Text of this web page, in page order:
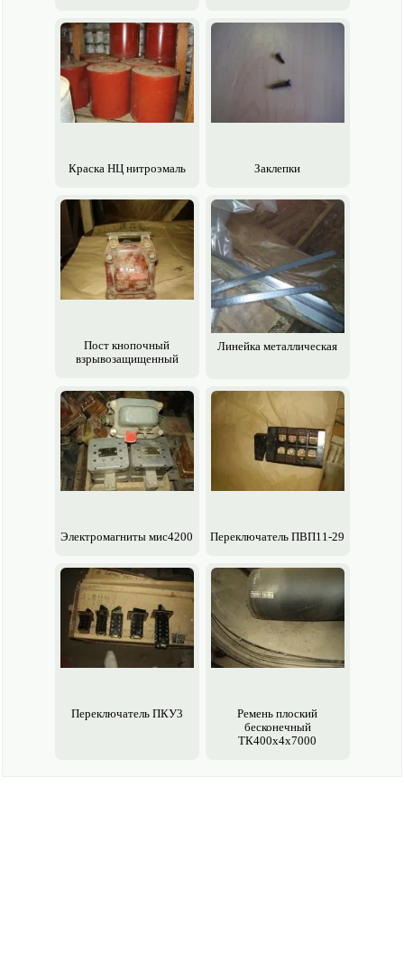
Краска НЦ нитроэмаль Заклепки
Пост кнопочный
взрывозащищенный
Линейка металлическая
Электро­магниты мис4200 Переключатель ПВП11-29
Переключатель ПКУ3
Ремень плоский
бесконечный
ТК400х4х7000